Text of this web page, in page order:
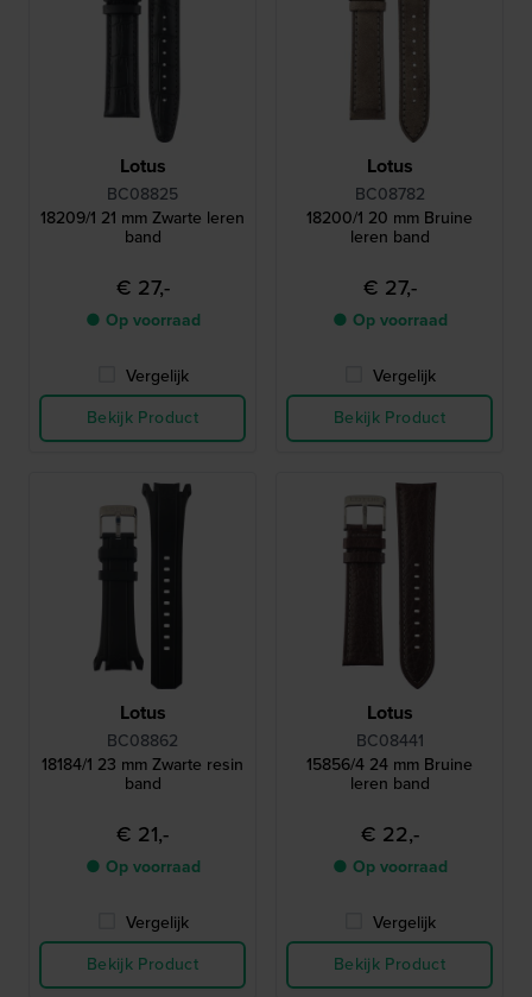
Lotus
BC08825
18209/1 21 mm Zwarte leren
band
€ 27,-
● Op voorraad
Vergelijk
Bekijk Product
Lotus
BC08782
18200/1 20 mm Bruine
leren band
€ 27,-
● Op voorraad
Vergelijk
Bekijk Product
Lotus
BC08862
18184/1 23 mm Zwarte resin
band
€ 21,-
● Op voorraad
Vergelijk
Bekijk Product
Lotus
BC08441
15856/4 24 mm Bruine
leren band
€ 22,-
● Op voorraad
Vergelijk
Bekijk Product